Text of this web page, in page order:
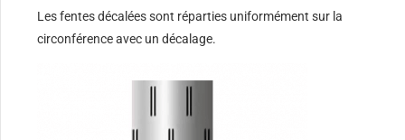
Les fentes décalées sont réparties uniformément sur la
circonférence avec un décalage.